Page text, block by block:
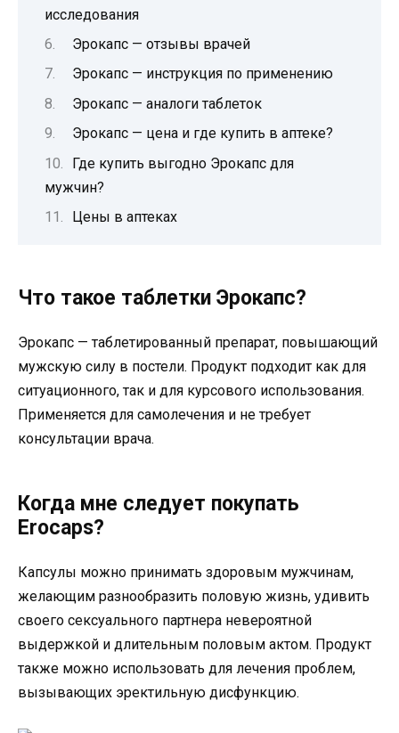
исследования
Эрокапс — отзывы врачей
Эрокапс — инструкция по применению
Эрокапс — аналоги таблеток
Эрокапс — цена и где купить в аптеке?
Где купить выгодно Эрокапс для
мужчин?
Цены в аптеках
Что такое таблетки Эрокапс?
Эрокапс — таблетированный препарат, повышающий
мужскую силу в постели. Продукт подходит как для
ситуационного, так и для курсового использования.
Применяется для самолечения и не требует
консультации врача.
Когда мне следует покупать
Erocaps?
Капсулы можно принимать здоровым мужчинам,
желающим разнообразить половую жизнь, удивить
своего сексуального партнера невероятной
выдержкой и длительным половым актом. Продукт
также можно использовать для лечения проблем,
вызывающих эректильную дисфункцию.